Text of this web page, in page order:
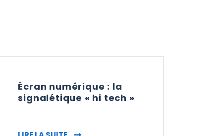
Écran numérique : la
signalétique « hi tech »